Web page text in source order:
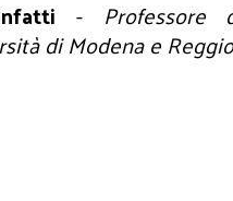
-
di Modena e